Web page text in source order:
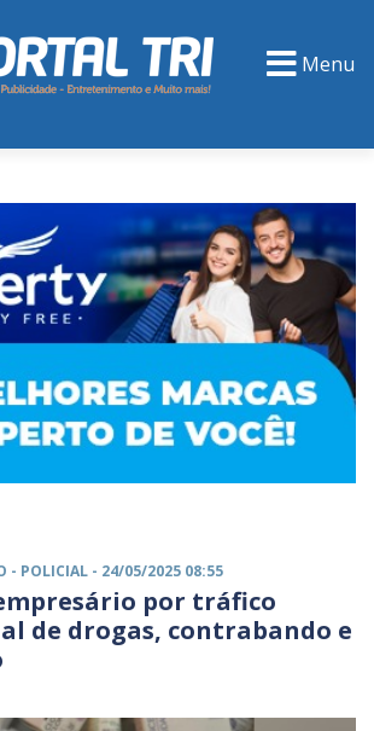
Menu
- POLICIAL - 24/05/2025 08:55
por tráfico
de drogas, contrabando e